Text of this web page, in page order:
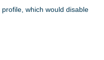
which would disable